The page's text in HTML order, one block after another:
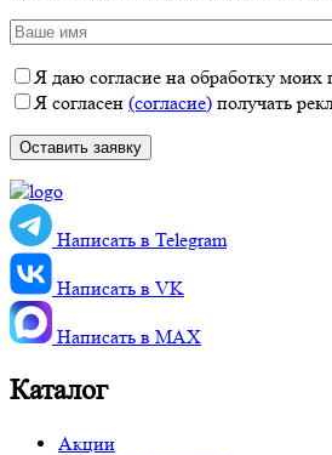
Я даю согласие на обработку
Я согласен (согласие) получать
Написать в Telegram
Написать в VK
Написать в MАХ
Каталог
Акции